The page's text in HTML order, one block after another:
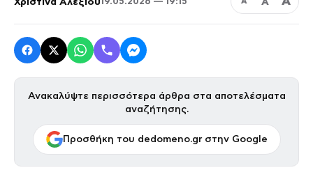
Ανακαλύψτε περισσότερα άρθρα στα αποτελέσματα
αναζήτησης.
Προσθήκη του dedomeno.gr στην Google